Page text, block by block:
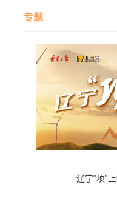
专题
辽宁“项”